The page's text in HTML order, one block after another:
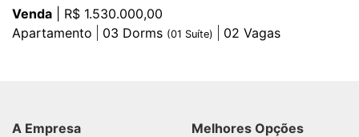
Venda | R$ 1.530.000,00
Apartamento
03 Dorms (01 Suíte) 02 Vagas
A Empresa Melhores Opções